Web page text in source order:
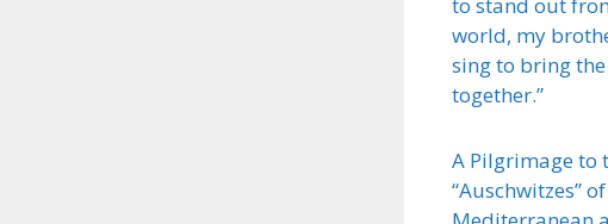
world, my
sing to bring
together.”
A Pilgrimage to
“Auschwitzes”